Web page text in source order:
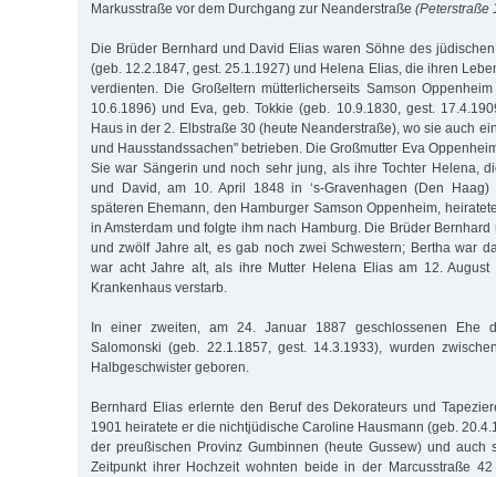
Markusstraße vor dem Durchgang zur Neanderstraße (Peterstraße
Die Brüder Bernhard und David Elias waren Söhne des
(geb. 12.2.1847, gest. 25.1.1927) und Helena Elias, die ihren
verdienten. Die Großeltern mütterlicherseits Samson
10.6.1896) und Eva, geb. Tokkie (geb. 10.9.1830, gest.
Haus in der 2. Elbstraße 30 (heute Neanderstraße), wo sie auch
und Hausstandssachen" betrieben. Die Großmutter Eva
Sie war Sängerin und noch sehr jung, als ihre Tochter Helena,
und David, am 10. April 1848 in ‘s-Gravenhagen (Den Haag)
späteren Ehemann, den Hamburger Samson Oppenheim,
in Amsterdam und folgte ihm nach Hamburg. Die Brüder
und zwölf Jahre alt, es gab noch zwei Schwestern; Bertha war
war acht Jahre alt, als ihre Mutter Helena Elias am 12. August
Krankenhaus verstarb.
In einer zweiten, am 24. Januar 1887 geschlossenen Ehe
Salomonski (geb. 22.1.1857, gest. 14.3.1933), wurden
Halbgeschwister geboren.
Bernhard Elias erlernte den Beruf des Dekorateurs und
1901 heiratete er die nichtjüdische Caroline Hausmann (geb.
der preußischen Provinz Gumbinnen (heute Gussew) und auch
Zeitpunkt ihrer Hochzeit wohnten beide in der Marcusstraße 42